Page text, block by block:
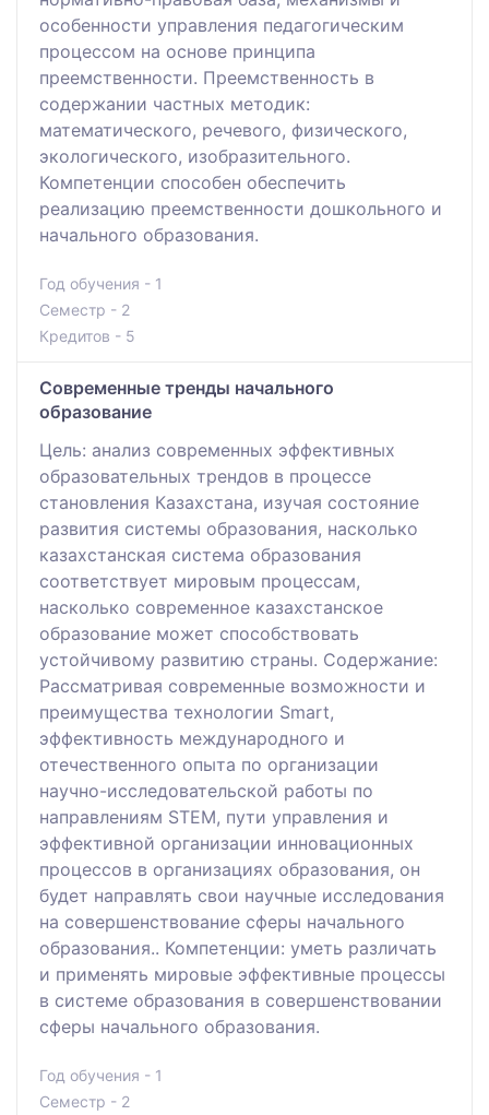
особенности управления педагогическим
процессом на основе принципа
преемственности. Преемственность в
содержании частных методик:
математического, речевого, физического,
экологического, изобразительного.
Компетенции способен обеспечить
реализацию преемственности дошкольного и
начального образования.
Год обучения - 1
Семестр - 2
Кредитов - 5
Современные тренды начального
образование
Цель: анализ современных эффективных
образовательных трендов в процессе
становления Казахстана, изучая состояние
развития системы образования, насколько
казахстанская система образования
соответствует мировым процессам,
насколько современное казахстанское
образование может способствовать
устойчивому развитию страны. Содержание:
Рассматривая современные возможности и
преимущества технологии Smart,
эффективность международного и
отечественного опыта по организации
научно-исследовательской работы по
направлениям STEM, пути управления и
эффективной организации инновационных
процессов в организациях образования, он
будет направлять свои научные исследования
на совершенствование сферы начального
образования.. Компетенции: уметь различать
и применять мировые эффективные процессы
в системе образования в совершенствовании
сферы начального образования.
Год обучения - 1
Семестр - 2